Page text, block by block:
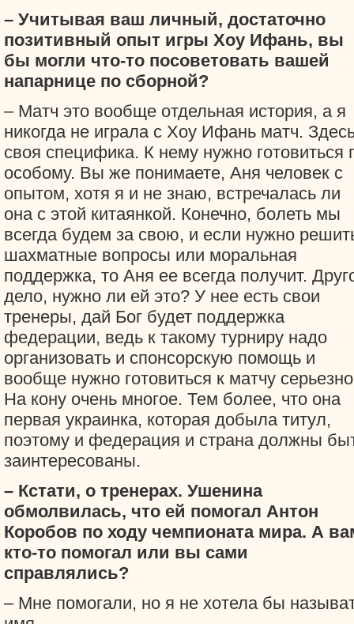
– Учитывая ваш личный, достаточно
позитивный опыт игры Хоу Ифань, вы
бы могли что-то посоветовать вашей
напарнице по сборной?
– Матч это вообще отдельная история, а я
никогда не играла с Хоу Ифань матч.
своя специфика. К нему нужно готовиться
особому. Вы же понимаете, Аня человек с
опытом, хотя я и не знаю, встречалась ли
она с этой китаянкой. Конечно, болеть мы
всегда будем за свою, и если нужно
шахматные вопросы или моральная
поддержка, то Аня ее всегда получит.
дело, нужно ли ей это? У нее есть свои
тренеры, дай Бог будет поддержка
федерации, ведь к такому турниру надо
организовать и спонсорскую помощь и
вообще нужно готовиться к матчу
На кону очень многое. Тем более, что она
первая украинка, которая добыла титул,
поэтому и федерация и страна должны
заинтересованы.
– Кстати, о тренерах. Ушенина
обмолвилась, что ей помогал Антон
Коробов по ходу чемпионата мира. А
кто-то помогал или вы сами
справлялись?
– Мне помогали, но я не хотела бы